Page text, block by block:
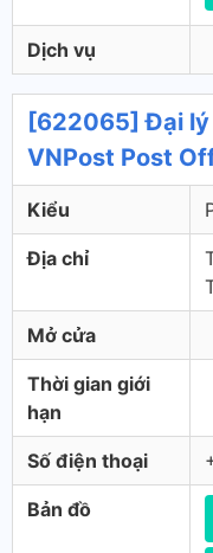
Dịch vụ
[622065] Đại lý
VNPost Post
Kiểu
Địa chỉ
Mở cửa
Thời gian giới
hạn
Số điện thoại
Bản đồ